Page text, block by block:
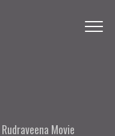
Rudraveena Movie